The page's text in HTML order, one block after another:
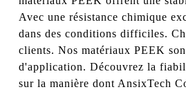
Avec une résistance chimique
dans des conditions difficiles.
clients. Nos matériaux PEEK
d'application. Découvrez la
sur la manière dont AnsixTech